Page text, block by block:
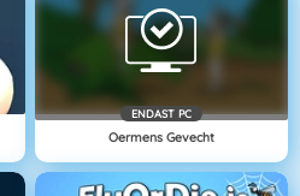
ENDAST PC
Oermens Gevecht